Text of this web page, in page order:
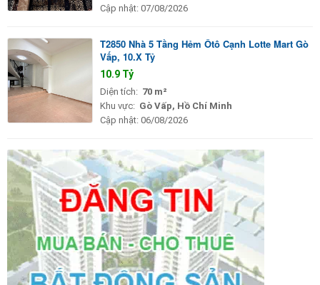
Cập nhật: 07/08/2026
T2850 Nhà 5 Tầng Hẻm Ôtô Cạnh Lotte Mart Gò
Vấp, 10.X Tỷ
10.9 Tỷ
Diện tích: 70 m²
Khu vực: Gò Vấp, Hồ Chí Minh
Cập nhật: 06/08/2026